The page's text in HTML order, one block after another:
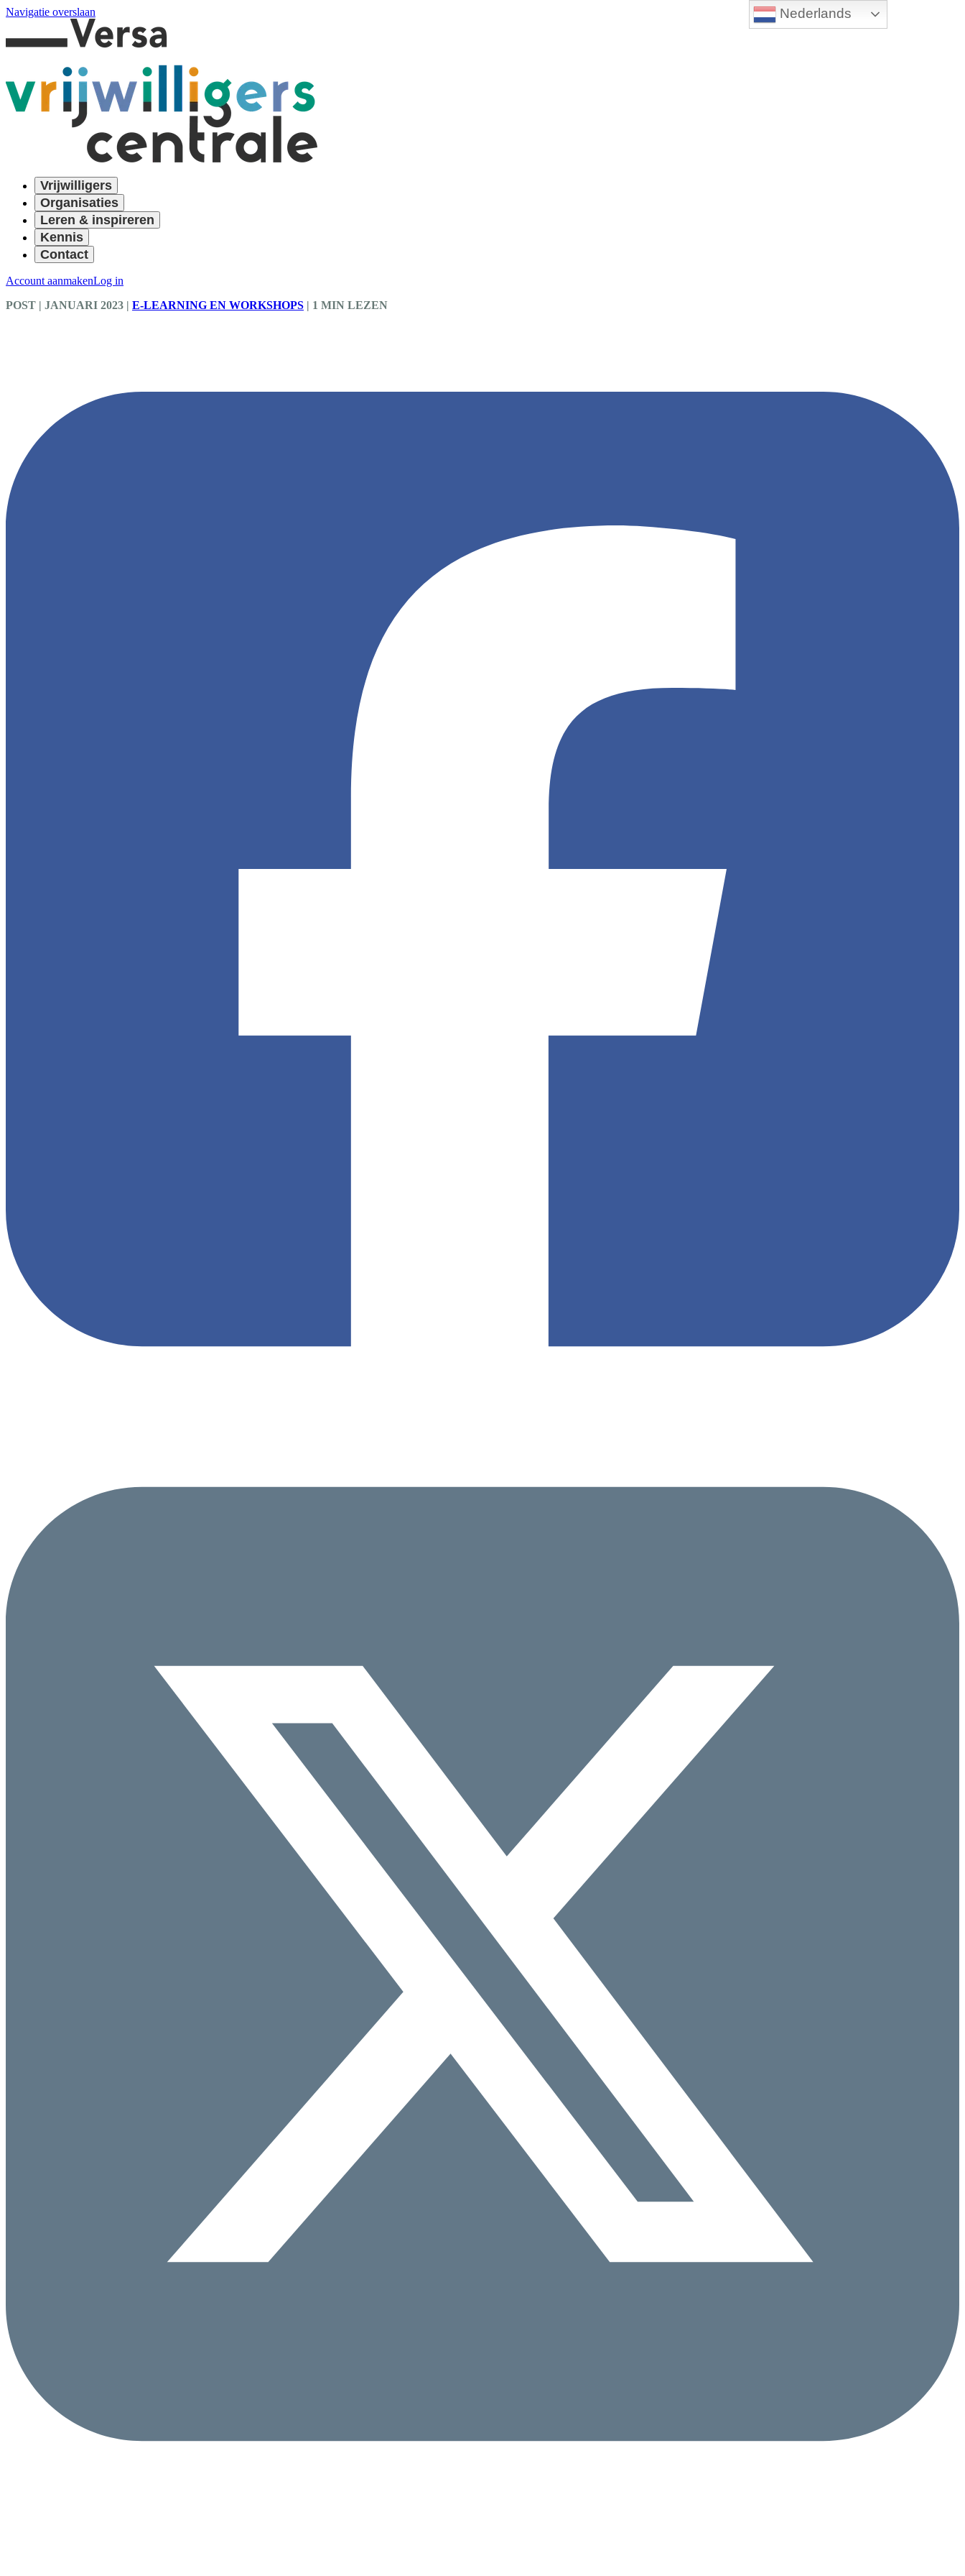
Nederlands
Navigatie overslaan
Vrijwilligers
Organisaties
Leren & inspireren
Kennis
Contact
Account aanmakenLog in
POST | JANUARI 2023 | E-LEARNING EN WORKSHOPS | 1 MIN LEZEN